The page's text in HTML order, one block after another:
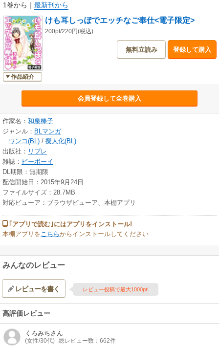
1巻から ｜ 最新刊から
作品紹介
けも耳しっぽでエッチなご奉仕<電子限定>
200pt/220円(税込)
無料立読み 登録して購入
会員登録して全巻購入
作家名： 和泉棒子
ジャンル： BLマンガ
ワンコ(BL) / 擬人化(BL)
出版社： リブレ
雑誌： ビーボーイ
DL期限：無期限
配信開始日：2015年9月24日
ファイルサイズ：28.7MB
対応ビューア：ブラウザビューア、本棚アプリ
｢アプリで読む｣にはアプリをインストール!
本棚アプリを こちらからインストールしてください
みんなのレビュー
レビューを書く レビュー投稿で最大1000pt!
高評価レビュー
くろみちさん
(女性/30代) 総レビュー数：662件